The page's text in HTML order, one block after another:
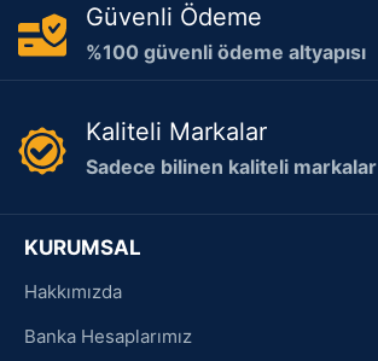
Güvenli Ödeme
%100 güvenli ödeme altyapısı
Kaliteli Markalar
Sadece bilinen kaliteli markalar
KURUMSAL
Hakkımızda
Banka Hesaplarımız